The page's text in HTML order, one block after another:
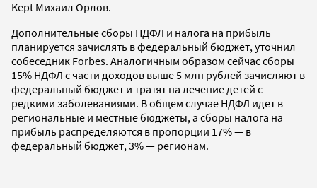
Kept Михаил Орлов.
Дополнительные сборы НДФЛ и налога на прибыль
планируется зачислять в федеральный бюджет, уточнил
собеседник Fоrbes. Аналогичным образом сейчас сборы
15% НДФЛ с части доходов выше 5 млн рублей зачисляют в
федеральный бюджет и тратят на лечение детей с
редкими заболеваниями. В общем случае НДФЛ идет в
региональные и местные бюджеты, а сборы налога на
прибыль распределяются в пропорции 17% — в
федеральный бюджет, 3% — регионам.